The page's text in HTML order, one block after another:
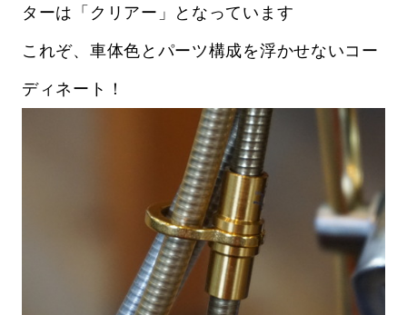
ターは「クリアー」となっています
これぞ、車体色とパーツ構成を浮かせないコー
ディネート！